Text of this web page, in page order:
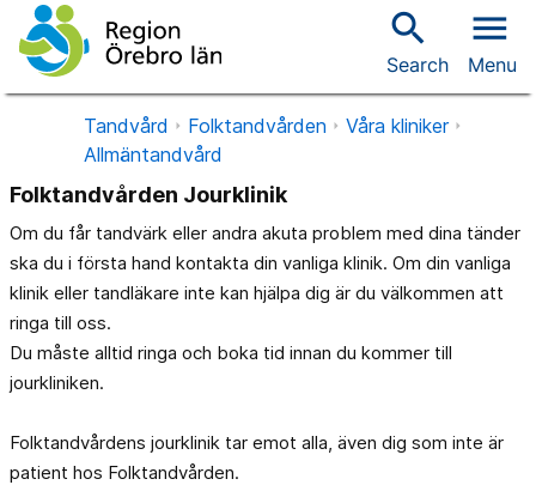
search
Search
menu
Menu
Tandvård Folktandvården
Våra kliniker
Allmäntandvård
Folktandvården Jourklinik
Om du får tandvärk eller andra akuta problem med dina tänder
ska du i första hand kontakta din vanliga klinik. Om din vanliga
klinik eller tandläkare inte kan hjälpa dig är du välkommen att
ringa till oss.
Du måste alltid ringa och boka tid innan du kommer till
jourkliniken.
Folktandvårdens jourklinik tar emot alla, även dig som inte är
patient hos Folktandvården.